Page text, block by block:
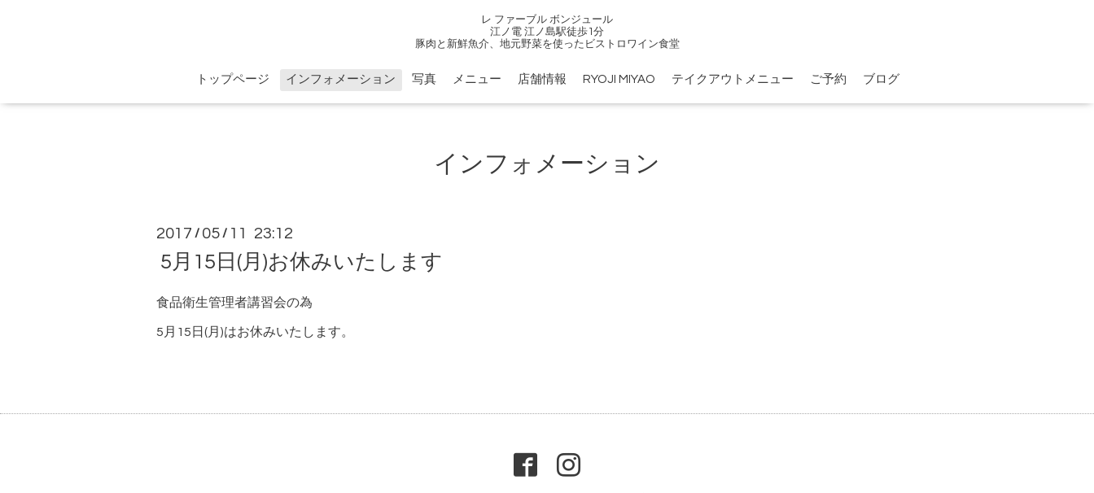
レ ファーブル ボンジュール
江ノ電 江ノ島駅徒歩1分
豚肉と新鮮魚介、地元野菜を使ったビストロワイン食堂
トップページ インフォメーション 写真 メニュー 店舗情報 RYOJI MIYAO テイクアウトメニュー ご予約 ブログ
インフォメーション
2017 / 05 / 11 23:12
5月15日(月)お休みいたします
食品衛生管理者講習会の為
5月15日(月)はお休みいたします。